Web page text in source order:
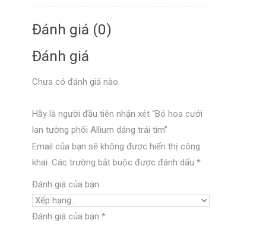
Đánh giá (0)
Đánh giá
Chưa có đánh giá nào.
Hãy là người đầu tiên nhận xét “Bó hoa cưới
lan tường phối Allium dáng trái tim”
Email của bạn sẽ không được hiển thị công
khai. Các trường bắt buộc được đánh dấu *
Đánh giá của bạn
Đánh giá của bạn *